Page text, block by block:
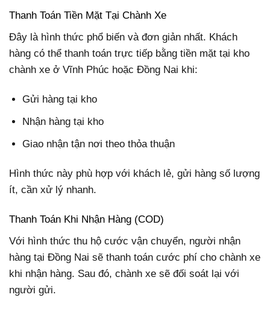
Thanh Toán Tiền Mặt Tại Chành Xe
Đây là hình thức phổ biến và đơn giản nhất. Khách
hàng có thể thanh toán trực tiếp bằng tiền mặt tại kho
chành xe ở Vĩnh Phúc hoặc Đồng Nai khi:
Gửi hàng tại kho
Nhận hàng tại kho
Giao nhận tận nơi theo thỏa thuận
Hình thức này phù hợp với khách lẻ, gửi hàng số lượng
ít, cần xử lý nhanh.
Thanh Toán Khi Nhận Hàng (COD)
Với hình thức thu hộ cước vận chuyển, người nhận
hàng tại Đồng Nai sẽ thanh toán cước phí cho chành xe
khi nhận hàng. Sau đó, chành xe sẽ đối soát lại với
người gửi.